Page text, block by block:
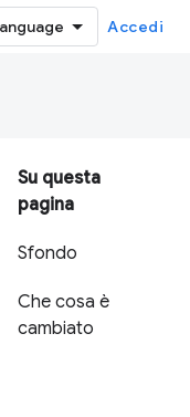
Accedi
Su questa
pagina
Sfondo
Che cosa è
cambiato